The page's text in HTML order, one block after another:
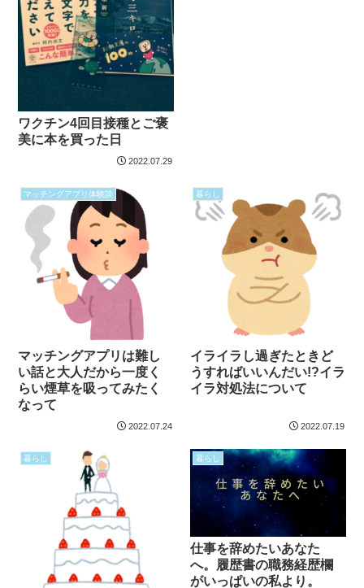
ワクチン4回目接種とご褒
美に本を買った日
2022.07.29
マッチングアプリ体験談
マッチングアプリは難し
い話と大人だから一度く
らい煙草を吸ってみたく
なって
2022.07.24
暮らし
イライラし過ぎたときど
うすればいいんだい!?イラ
イラ対処法について
2022.07.19
暮らし 暮らし
仕事を辞めたいあなた
へ。履歴書の職務経歴欄
がいっぱいの私より。